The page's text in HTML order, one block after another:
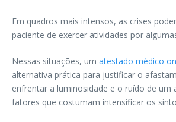
Em quadros mais intensos, as crises
paciente de exercer atividades por
Nessas situações, um atestado médico
alternativa prática para justificar o
enfrentar a luminosidade e o ruído de um
fatores que costumam intensificar os